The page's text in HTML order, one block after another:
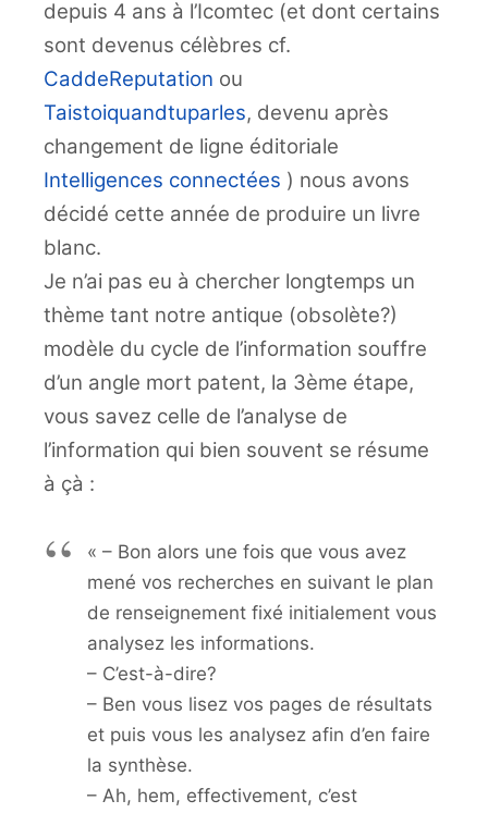
depuis 4 ans à l’Icomtec (et dont certains
sont devenus célèbres cf.
CaddeReputation ou
Taistoiquandtuparles, devenu après
changement de ligne éditoriale
Intelligences connectées ) nous avons
décidé cette année de produire un livre
blanc.
Je n’ai pas eu à chercher longtemps un
thème tant notre antique (obsolète?)
modèle du cycle de l’information souffre
d’un angle mort patent, la 3ème étape,
vous savez celle de l’analyse de
l’information qui bien souvent se résume
à çà :
« – Bon alors une fois que vous avez
mené vos recherches en suivant le plan
de renseignement fixé initialement vous
analysez les informations.
– C’est-à-dire?
– Ben vous lisez vos pages de résultats
et puis vous les analysez afin d’en faire
la synthèse.
– Ah, hem, effectivement, c’est